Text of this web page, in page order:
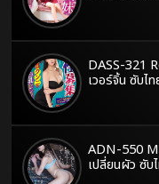
DASS-321
เวอร์จิ้น ซับไท
ADN-550
เปลี่ยนผัว ซับ